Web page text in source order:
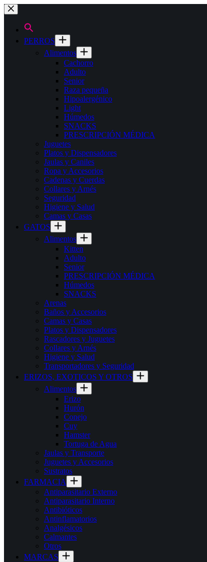
Saltar
al
contenido
PERROS
Alimentos
Cachorro
Adulto
Senior
Raza pequeña
Hipoalergénico
Light
Húmedos
SNACKS
PRESCRIPCIÓN MÉDICA
Juguetes
Platos y Dispensadores
Jaulas y Caniles
Ropa y Accesorios
Cadenas y Cuerdas
Collares y Arnés
Seguridad
Higiene y Salud
Camas y Casas
GATOS
Alimentos
Kitten
Adulto
Senior
PRESCRIPCIÓN MÉDICA
Húmedos
SNACKS
Arenas
Baños y Accesorios
Camas y Casas
Platos y Dispensadores
Rascadores y Juguetes
Collares y Arnés
Higiene y Salud
Transportadores y Seguridad
ERIZOS, EXOTICOS Y OTROS
Alimentos
Erizo
Hurón
Conejo
Cuy
Hamster
Tortuga de Agua
Jaulas y Transporte
Juguetes y Accesorios
Sustratos
FARMACIA
Antiparasitario Externo
Antiparasitario Interno
Antibióticos
Antinflamatorios
Analgésicos
Calmantes
Otros
MARCAS